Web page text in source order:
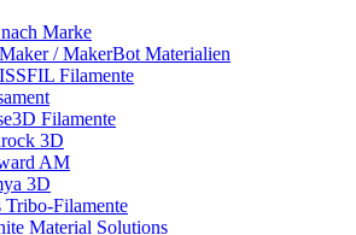
Marke
/ MakerBot Materialien
Filamente
Filamente
3D
AM
3D
Tribo-Filamente
Material Solutions